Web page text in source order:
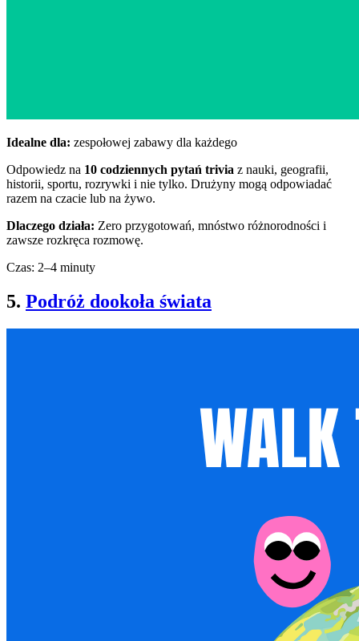
Idealne dla: zespołowej zabawy dla każdego
Odpowiedz na 10 codziennych pytań trivia z nauki, geografii,
historii, sportu, rozrywki i nie tylko. Drużyny mogą odpowiadać
razem na czacie lub na żywo.
Dlaczego działa: Zero przygotowań, mnóstwo różnorodności i
zawsze rozkręca rozmowę.
Czas: 2–4 minuty
5. Podróż dookoła świata